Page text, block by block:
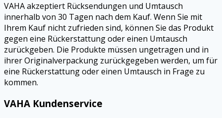
VAHA akzeptiert Rücksendungen und Umtausch
innerhalb von 30 Tagen nach dem Kauf. Wenn Sie mit
Ihrem Kauf nicht zufrieden sind, können Sie das Produkt
gegen eine Rückerstattung oder einen Umtausch
zurückgeben. Die Produkte müssen ungetragen und in
ihrer Originalverpackung zurückgegeben werden, um für
eine Rückerstattung oder einen Umtausch in Frage zu
kommen.
VAHA Kundenservice